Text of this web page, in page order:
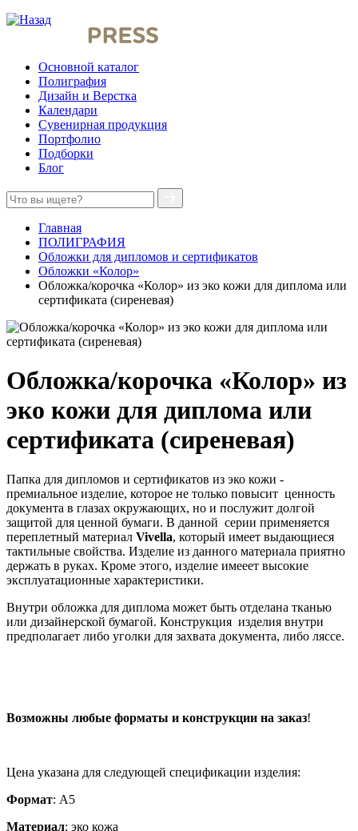
Основной каталог
Полиграфия
Дизайн и Верстка
Календари
Сувенирная продукция
Портфолио
Подборки
Блог
Главная
ПОЛИГРАФИЯ
Обложки для дипломов и сертификатов
Обложки «Колор»
Обложка/корочка «Колор» из эко кожи для диплома или
сертификата (сиреневая)
Обложка/корочка «Колор» из
эко кожи для диплома или
сертификата (сиреневая)
Папка для дипломов и сертификатов из эко кожи -
премиальное изделие, которое не только повысит ценность
документа в глазах окружающих, но и послужит долгой
защитой для ценной бумаги. В данной серии применяется
переплетный материал Vivella, который имеет выдающиеся
тактильные свойства. Изделие из данного материала приятно
держать в руках. Кроме этого, изделие имееет высокие
эксплуатационные характеристики.
Внутри обложка для диплома может быть отделана тканью
или дизайнерской бумагой. Конструкция изделия внутри
предполагает либо уголки для захвата документа, либо ляссе.
Возможны любые форматы и конструкции на заказ!
Цена указана для следующей спецификации изделия:
Формат: А5
Материал: эко кожа